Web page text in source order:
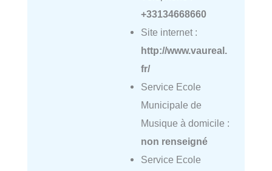
+33134668660
Site internet :
http://www.vaureal.
fr/
Service Ecole
Municipale de
Musique à domicile :
non renseigné
Service Ecole